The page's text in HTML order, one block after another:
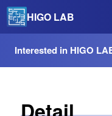
HIGO LAB
Interested in HIGO